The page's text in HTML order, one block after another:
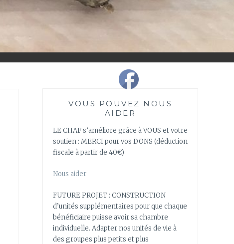
VOUS POUVEZ NOUS
AIDER
LE CHAF s’améliore grâce à VOUS et votre
soutien : MERCI pour vos DONS (déduction
fiscale à partir de 40€)
Nous aider
FUTURE PROJET : CONSTRUCTION
d’unités supplémentaires pour que chaque
bénéficiaire puisse avoir sa chambre
individuelle. Adapter nos unités de vie à
des groupes plus petits et plus